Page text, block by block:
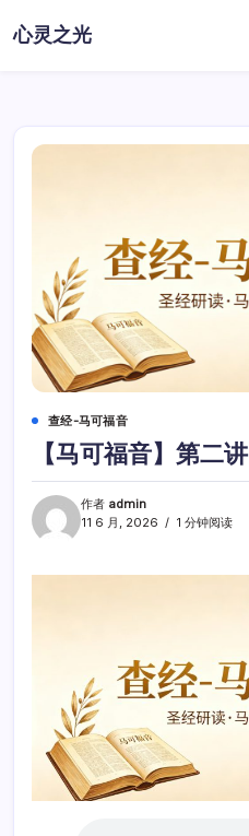
至心灵之光
查经-马可福音
【马可福音】第二讲
作者 admin
11 6 月, 2026
1 分钟阅读